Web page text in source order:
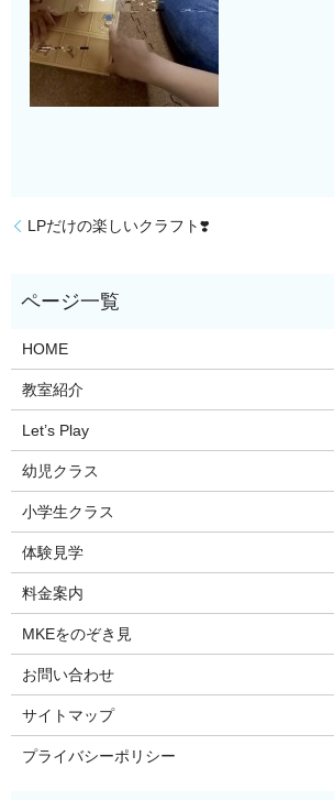
LPだけの楽しいクラフト❣️
HOME
教室紹介
Let’s Play
幼児クラス
小学生クラス
体験見学
料金案内
MKEをのぞき見
お問い合わせ
サイトマップ
プライバシーポリシー